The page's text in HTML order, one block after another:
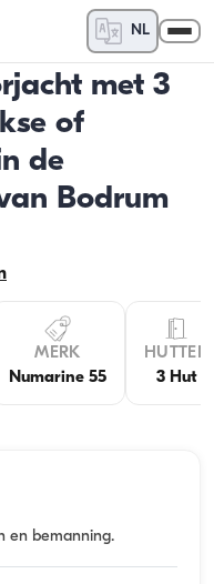
NL
met 3
of
de
Bodrum
MERK
Numarine 55
HUTTEN
3 Hut
en bemanning.